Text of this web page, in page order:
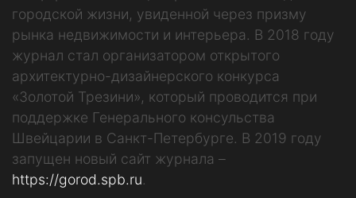
городской жизни, увиденной через призму
рынка недвижимости и интерьера. В 2018 году
журнал стал организатором открытого
архитектурно-дизайнерского конкурса
«Золотой Трезини», который проводится при
поддержке Генерального консульства
Швейцарии в Санкт-Петербурге. В 2019 году
запущен новый сайт журнала –
https://gorod.spb.ru.